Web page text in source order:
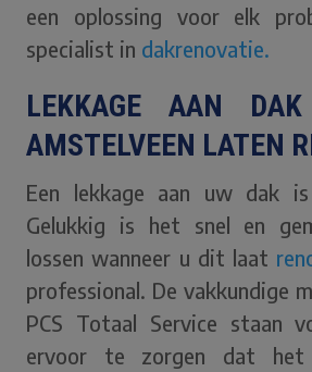
een oplossing voor elk
specialist in dakrenovatie.
LEKKAGE AAN
AMSTELVEEN LATEN
Een lekkage aan uw dak
Gelukkig is het snel en
lossen wanneer u dit laat
professional. De vakkundige
PCS Totaal Service staan
ervoor te zorgen dat het